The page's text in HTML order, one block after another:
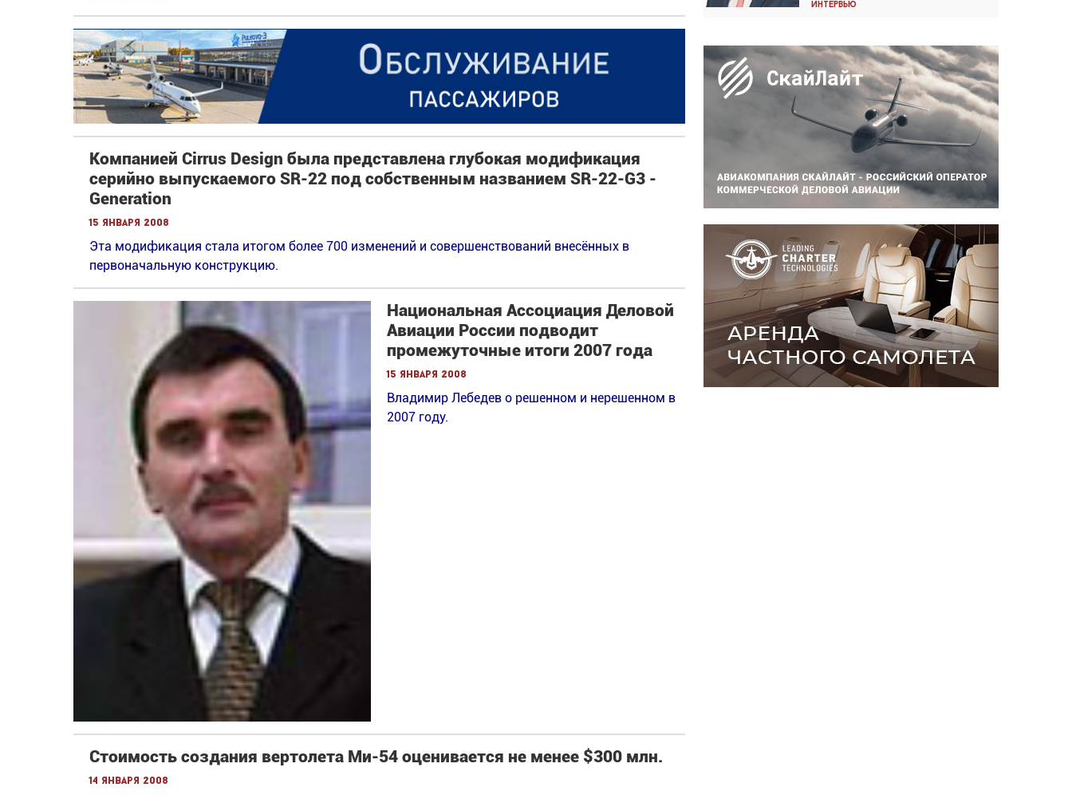
Компанией Cirrus Design была представлена глубокая модификация
серийно выпускаемого SR-22 под собственным названием SR-22-G3 -
Generation
15 января 2008
Эта модификация стала итогом более 700 изменений и совершенствований внесённых в
первоначальную конструкцию.
Национальная Ассоциация Деловой
Авиации России подводит
промежуточные итоги 2007 года
15 января 2008
Владимир Лебедев о решенном и нерешенном в
2007 году.
Стоимость создания вертолета Ми-54 оценивается не менее $300 млн.
14 января 2008
Интервью
Интервью